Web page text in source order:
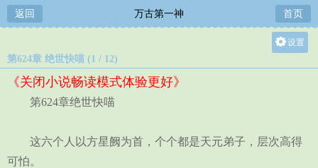
返回 万古第一神 首页
设置
第624章 绝世快喵 (1 / 12)
《关闭小说畅读模式体验更好》
第624章绝世快喵
这六个人以方星阙为首，个个都是天元弟子，层次高得
可怕。